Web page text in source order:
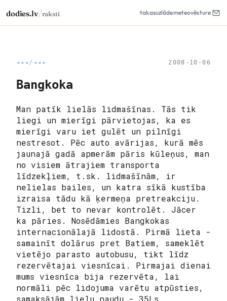
dodies.lv/raksti takasuzlādemeteovēsture
◂◂◂ / ◂◂◂ 2008-10-06
Bangkoka
Man patīk lielās lidmašīnas. Tās tik
liegi un mierīgi pārvietojas, ka es
mierīgi varu iet gulēt un pilnīgi
nestresot. Pēc auto avārijas, kurā mēs
jaunajā gadā apmerām pāris kūleņus, man
no visiem ātrajiem transporta
līdzekļiem, t.sk. lidmašīnām, ir
nelielas bailes, un katra sīkā kustība
izraisa tādu kā ķermeņa pretreakciju.
Tizli, bet to nevar kontrolēt. Jācer
ka pāries. Nosēdāmies Bangkokas
internacionālajā lidostā. Pirmā lieta -
samainīt dolārus pret Batiem, sameklēt
vietējo parasto autobusu, tikt līdz
rezervētajai viesnīcai. Pirmajai dienai
mums viesnīca bija rezervēta, lai
normāli pēc lidojuma varētu atpūsties,
samaksājām lielu naudu - 35Ls.